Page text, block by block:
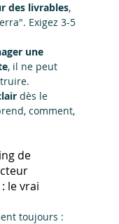
des livrables,
Exigez 3-5
une
, il ne peut
dès le
comment,
de
le vrai
toujours :